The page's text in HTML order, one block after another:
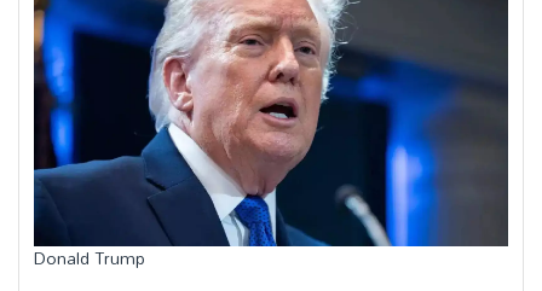
సినిమా
క్రీడలు
వ్యాపారం
లైఫ్
స్టైల్
Donald Trump